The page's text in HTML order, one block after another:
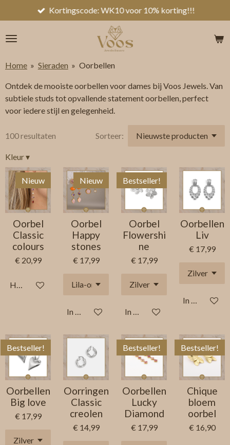
direct
naar
Kortingscode: WK10 voor 10% korting!!!
Home » Sieraden » Oorbellen
Ontdek de mooiste oorbellen voor dames bij Voos Jewels. Van
subtiele studs tot opvallende statement oorbellen, perfect
voor iedere stijl en gelegenheid.
100 resultaten Sorteer:
Kleur▾
Nieuw
Oorbel
Classic
colours
€ 20,99
Houd mij op de hoogte
Nieuw
Oorbel
Happy
stones
€ 17,99
In winkelwagen
Bestseller!
Oorbel
Flowershi
ne
€ 17,99
In winkelwagen
Oorbellen
Liv
€ 17,99
In
Bestseller!
Oorbellen
Big love
€ 17,99
Oorringen
Classic
creolen
€ 14,99
Bestseller!
Oorbellen
Lucky
Diamond
€ 17,99
Bestseller!
Chique
bloem
oorbel
€ 16,90